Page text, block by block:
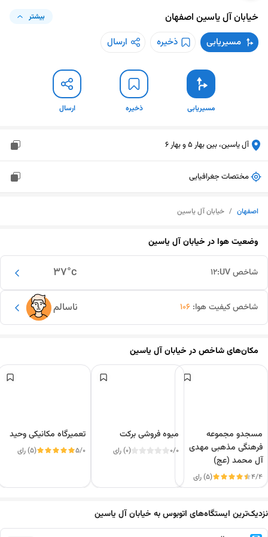
خیابان آل یاسین اصفهان بیشتر
مسیریابی ذخیره ارسال
مسیریابی ذخیره ارسال
آل یاسین، بین بهار 5 و بهار 6
مختصات جغرافیایی
اصفهان / خیابان آل یاسین
وضعیت هوا درخیابان آل یاسین
37°c شاخص UV: 12
ناسالم شاخص کیفیت هوا: 106
مکان‌های شاخص درخیابان آل یاسین
مسجدو مجموعه
فرهنگی مذهبی مهدی
آل محمد (عج)
4/4 (5) رای
میوه فروشی برکت
0/0 (0) رای
تعمیرگاه مکانیکی وحید
5/0 (5) رای
نزدیک‌ترین ایستگاه‌های اتوبوس به خیابان آل یاسین
این دور و بر